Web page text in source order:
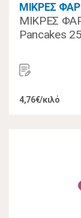
ΜΙΚΡΕΣ
ΜΙΚΡΕΣ
Pancakes
4,76€/κιλό